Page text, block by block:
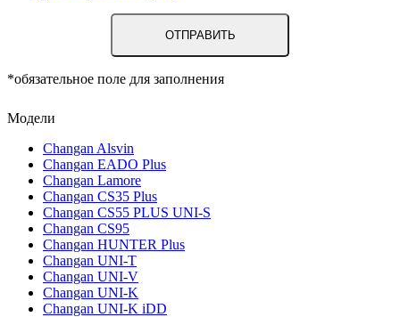
*обязательное поле для заполнения
Модели
Changan Alsvin
Changan EADO Plus
Changan Lamore
Changan CS35 Plus
Changan CS55 PLUS UNI-S
Changan CS95
Changan HUNTER Plus
Changan UNI-T
Changan UNI-V
Changan UNI-K
Changan UNI-K iDD